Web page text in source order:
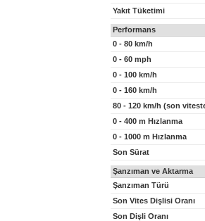
Yakıt Tüketimi
Performans
0 - 80 km/h
0 - 60 mph
0 - 100 km/h
0 - 160 km/h
80 - 120 km/h (son
0 - 400 m Hızlanma
0 - 1000 m Hızlanma
Son Sürat
Şanzıman ve Aktarma
Şanzıman Türü
Son Vites Dişlisi Oranı
Son Dişli Oranı